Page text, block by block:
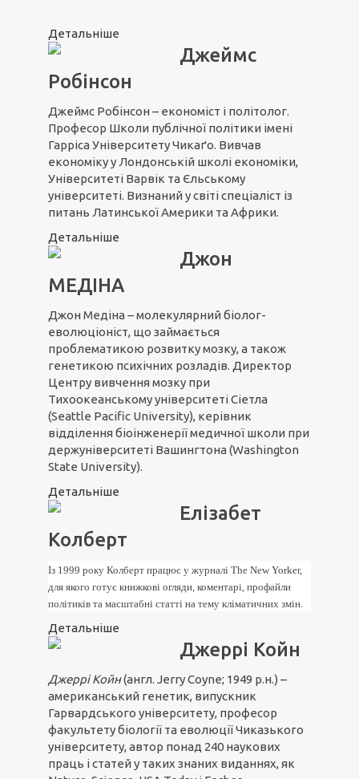
Детальніше
Джеймс
Робінсон
Джеймс Робінсон – економіст і політолог.
Професор Школи публічної політики імені
Гарріса Університету Чикаґо. Вивчав
економіку у Лондонській школі економіки,
Університеті Варвік та Єльському
університеті. Визнаний у світі спеціаліст із
питань Латинської Америки та Африки.
Детальніше
Джон
МЕДІНА
Джон Медіна – молекулярний біолог-
еволюціоніст, що займається
проблематикою розвитку мозку, а також
генетикою психічних розладів. Директор
Центру вивчення мозку при
Тихоокеанському університеті Сіетла
(Seattle Pacific University), керівник
відділення біоінженерії медичної школи при
держуніверситеті Вашингтона (Washington
State University).
Детальніше
Елізабет
Колберт
Із 1999 року Колберт працює у журналі The New Yorker,
для якого готує книжкові огляди, коментарі, профайли
політиків та масштабні статті на тему кліматичних змін.
Детальніше
Джеррі Койн
Джеррі Койн(англ. Jerry Coyne; 1949 р.н.) –
американський генетик, випускник
Гарвардського університету, професор
факультету біології та еволюції Чиказького
університету, автор понад 240 наукових
праць і статей у таких знаних виданнях, як